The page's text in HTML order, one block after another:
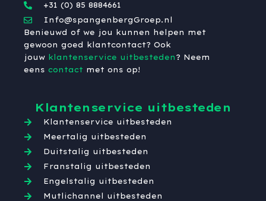
+31 (0) 85 8884661
Info@spangenbergGroep.nl
Benieuwd of we jou kunnen helpen met
gewoon goed klantcontact? Ook
jouw klantenservice uitbesteden ? Neem
eens contact met ons op!
Klantenservice uitbesteden
Klantenservice uitbesteden
Meertalig uitbesteden
Duitstalig uitbesteden
Franstalig uitbesteden
Engelstalig uitbesteden
Mutlichannel uitbesteden